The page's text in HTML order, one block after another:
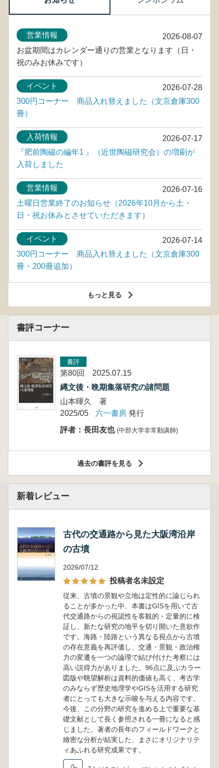
2026-08-07
営業情報
お盆期間はカレンダー通りの営業となります（日・
祝のみお休みです）
2026-07-28
イベント
300円コーナー 商品入れ替えました（文京倉庫300
冊）
2026-07-17
入荷情報
『肥前陶磁の編年1 』（近世陶磁研究会）の増刷が
入荷しました
2026-07-16
営業情報
土曜日営業終了のお知らせ（2026年10月から土・
日・祝お休みとさせていただきます）
2026-07-14
イベント
300円コーナー 商品入れ替えました（文京倉庫300
冊・200冊追加）
もっと見る
書評コーナー
書評
第80回 2025.07.15
縄文後・晩期集落研究の諸問題
山本暉久 著
2025/05
六一書房 発行
評者：長田友也 (中部大学非常勤講師)
過去の書評を見る
新着レビュー
古代の交通路から見た大阪湾沿岸
の古墳
2026/07/12
投稿者名未設定
従来、古墳の景観や立地は定性的に論じられ
ることが多かった中、本書はGISを用いて古
代交通路からの視認性を客観的・定量的に検
証し、新たな研究の地平を切り開いた意欲作
です。海路・陸路という異なる視点から古墳
の存在意義を再評価し、交通・景観・政治権
力の変遷を一つの論理で結び付けた考察には
高い説得力がありました。96点に及ぶカラー
図版や眺望解析は資料的価値も高く、考古学
のみならず歴史地理学やGISを活用する研究
者にとっても大きな示唆を与える内容です。
今後、この分野の研究を進める上で重要な基
礎文献として長く参照される一冊になると感
じました。著者の長年のフィールドワークと
緻密な分析が結実した、まさにオリジナリテ
ィあふれる研究成果です。